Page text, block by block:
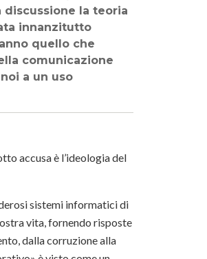
la teoria
innanzitutto
quello che
comunicazione
a un uso
accusa è l’ideologia del
sistemi informatici di
vita, fornendo risposte
dalla corruzione alla